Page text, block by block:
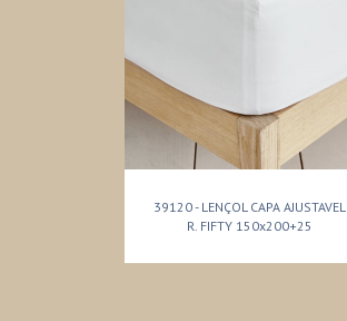
39120 - LENÇOL CAPA AJUSTAVEL
R. FIFTY 150x200+25